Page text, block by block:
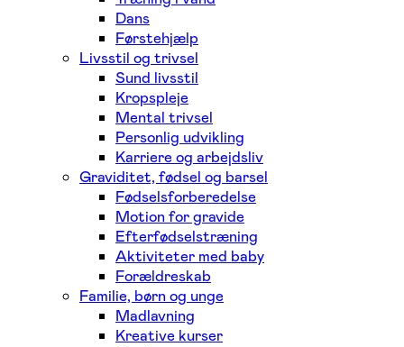
Dans
Førstehjælp
Livsstil og trivsel
Sund livsstil
Kropspleje
Mental trivsel
Personlig udvikling
Karriere og arbejdsliv
Graviditet, fødsel og barsel
Fødselsforberedelse
Motion for gravide
Efterfødselstræning
Aktiviteter med baby
Forældreskab
Familie, børn og unge
Madlavning
Kreative kurser